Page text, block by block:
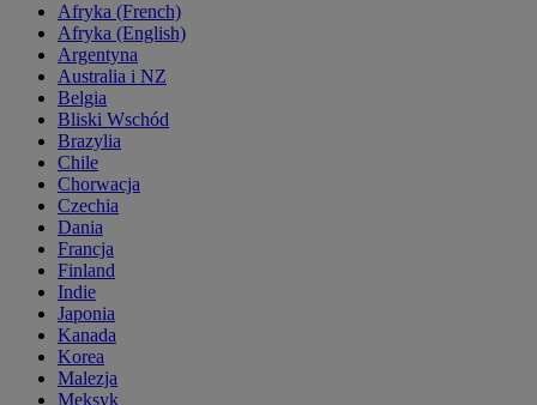
Afryka (French)
Afryka (English)
Argentyna
Australia i NZ
Belgia
Bliski Wschód
Brazylia
Chile
Chorwacja
Czechia
Dania
Francja
Finland
Indie
Japonia
Kanada
Korea
Malezja
Meksyk